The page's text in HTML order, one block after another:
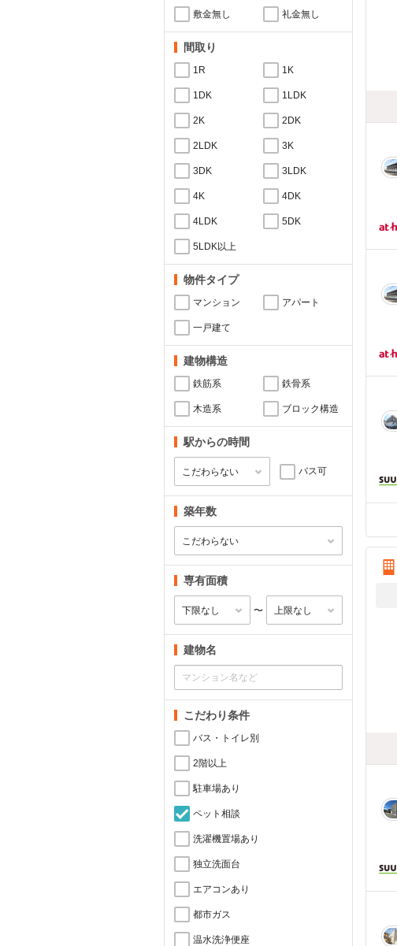
敷金無し 礼金無し
間取り
1R 1K
1DK 1LDK
2K 2DK
2LDK 3K
3DK 3LDK
4K 4DK
4LDK 5DK
5LDK以上
物件タイプ
マンション アパート
一戸建て
建物構造
鉄筋系 鉄骨系
木造系 ブロック構造
駅からの時間
バス可
築年数
専有面積
〜
建物名
こだわり条件
バス・トイレ別
2階以上
駐車場あり
ペット相談
洗濯機置場あり
独立洗面台
エアコンあり
都市ガス
温水洗浄便座